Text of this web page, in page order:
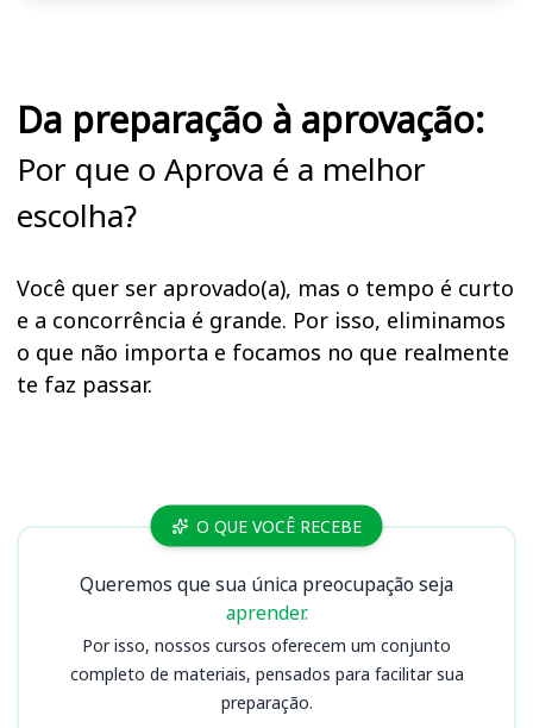
Da preparação à aprovação:
Por que o Aprova é a melhor
escolha?
Você quer ser aprovado(a), mas o tempo é curto
e a concorrência é grande. Por isso, eliminamos
o que não importa e focamos no que realmente
te faz passar.
Cursos MG O QUE VOCÊ RECEBE
Queremos que sua única preocupação seja
aprender.
Por isso, nossos cursos oferecem um conjunto
completo de materiais, pensados para facilitar sua
preparação.